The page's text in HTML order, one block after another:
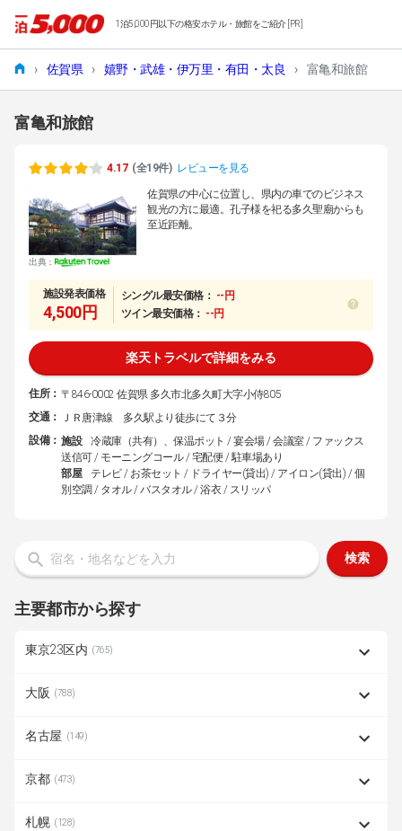
1泊5,000円以下の格安ホテル・旅館をご紹介 [PR]
› 佐賀県 › 嬉野・武雄・伊万里・有田・太良 › 富亀和旅館
富亀和旅館
4.17 (全19件) レビューを見る
出典：
佐賀県の中心に位置し、県内の車でのビジネス
観光の方に最適。孔子様を祀る多久聖廟からも
至近距離。
施設発表価格
4,500円
シングル最安価格： --円
ツイン最安価格： --円
楽天トラベルで詳細をみる
住所： 〒846-0002 佐賀県 多久市北多久町大字小侍805
交通：
ＪＲ唐津線 多久駅より徒歩にて３分
設備： 施設
冷蔵庫（共有）、保温ポット / 宴会場 / 会議室 / ファックス
送信可 / モーニングコール / 宅配便 / 駐車場あり
部屋
テレビ / お茶セット / ドライヤー(貸出) / アイロン(貸出) / 個
別空調 / タオル / バスタオル / 浴衣 / スリッパ
検索
主要都市から探す
東京23区内 (765)
大阪 (788)
名古屋 (149)
京都 (473)
札幌 (128)